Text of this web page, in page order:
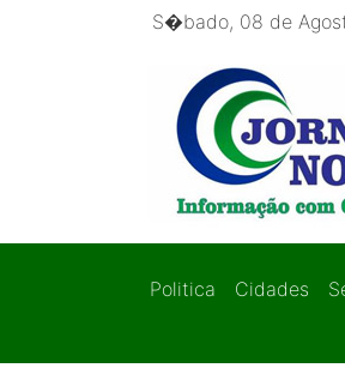
S�bado, 08 de
Politica Cidades